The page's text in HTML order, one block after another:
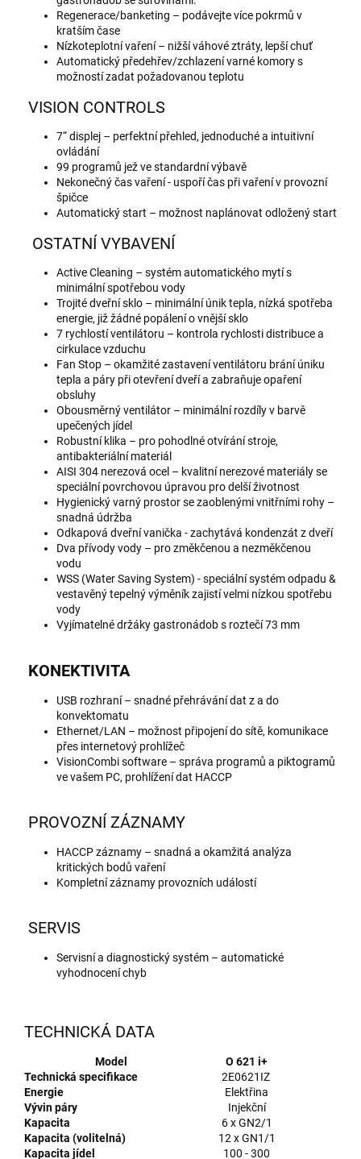
Regenerace/banketing – podávejte více pokrmů v
kratším čase
Nízkoteplotní vaření – nižší váhové ztráty, lepší chuť
Automatický předehřev/zchlazení varné komory s
možností zadat požadovanou teplotu
VISION CONTROLS
7“ displej – perfektní přehled, jednoduché a intuitivní
ovládání
99 programů jež ve standardní výbavě
Nekonečný čas vaření - uspoří čas při vaření v provozní
špičce
Automatický start – možnost naplánovat odložený start
OSTATNÍ VYBAVENÍ
Active Cleaning – systém automatického mytí s
minimální spotřebou vody
Trojité dveřní sklo – minimální únik tepla, nízká spotřeba
energie, již žádné popálení o vnější sklo
7 rychlostí ventilátoru – kontrola rychlosti distribuce a
cirkulace vzduchu
Fan Stop – okamžité zastavení ventilátoru brání úniku
tepla a páry při otevření dveří a zabraňuje opaření
obsluhy
Obousměrný ventilátor – minimální rozdíly v barvě
upečených jídel
Robustní klika – pro pohodlné otvírání stroje,
antibakteriální materiál
AISI 304 nerezová ocel – kvalitní nerezové materiály se
speciální povrchovou úpravou pro delší životnost
Hygienický varný prostor se zaoblenými vnitřními rohy –
snadná údržba
Odkapová dveřní vanička - zachytává kondenzát z dveří
Dva přívody vody – pro změkčenou a nezměkčenou
vodu
WSS (Water Saving System) - speciální systém odpadu &
vestavěný tepelný výměník zajistí velmi nízkou spotřebu
vody
Vyjímatelné držáky gastronádob s roztečí 73 mm
KONEKTIVITA
USB rozhraní – snadné přehrávání dat z a do
konvektomatu
Ethernet/LAN – možnost připojení do sítě, komunikace
přes internetový prohlížeč
VisionCombi software – správa programů a piktogramů
ve vašem PC, prohlížení dat HACCP
PROVOZNÍ ZÁZNAMY
HACCP záznamy – snadná a okamžitá analýza
kritických bodů vaření
Kompletní záznamy provozních událostí
SERVIS
Servisní a diagnostický systém – automatické
vyhodnocení chyb
TECHNICKÁ DATA
Model
O 621 i+
Technická specifikace
2E0621IZ
Energie
Elektřina
Vývin páry
Injekční
Kapacita
6 x GN2/1
Kapacita (volitelná)
12 x GN1/1
Kapacita jídel
100 - 300